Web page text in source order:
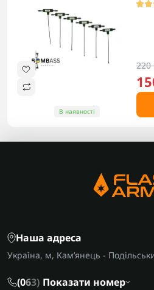
В наявності
220
Наша адреса
Україна, м, Кам’янець -
(063) Показати номер